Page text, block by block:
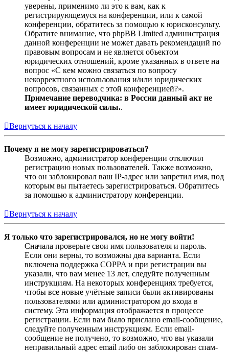
уверены, применимо ли это к вам, как к
регистрирующемуся на конференции, или к самой
конференции, обратитесь за помощью к юрисконсульту.
Обратите внимание, что phpBB Limited администрация
данной конференции не может давать рекомендаций по
правовым вопросам и не является объектом
юридических отношений, кроме указанных в ответе на
вопрос «С кем можно связаться по вопросу
некорректного использования и/или юридических
вопросов, связанных с этой конференцией?».
Примечание переводчика: в России данный акт не
имеет юридической силы..
Вернуться к началу
Почему я не могу зарегистрироваться?
Возможно, администратор конференции отключил
регистрацию новых пользователей. Также возможно,
что он заблокировал ваш IP-адрес или запретил имя, под
которым вы пытаетесь зарегистрироваться. Обратитесь
за помощью к администратору конференции.
Вернуться к началу
Я только что зарегистрировался, но не могу войти!
Сначала проверьте свои имя пользователя и пароль.
Если они верны, то возможны два варианта. Если
включена поддержка COPPA и при регистрации вы
указали, что вам менее 13 лет, следуйте полученным
инструкциям. На некоторых конференциях требуется,
чтобы все новые учётные записи были активированы
пользователями или администратором до входа в
систему. Эта информация отображается в процессе
регистрации. Если вам было прислано email-сообщение,
следуйте полученным инструкциям. Если email-
сообщение не получено, то возможно, что вы указали
неправильный адрес email либо он заблокирован спам-